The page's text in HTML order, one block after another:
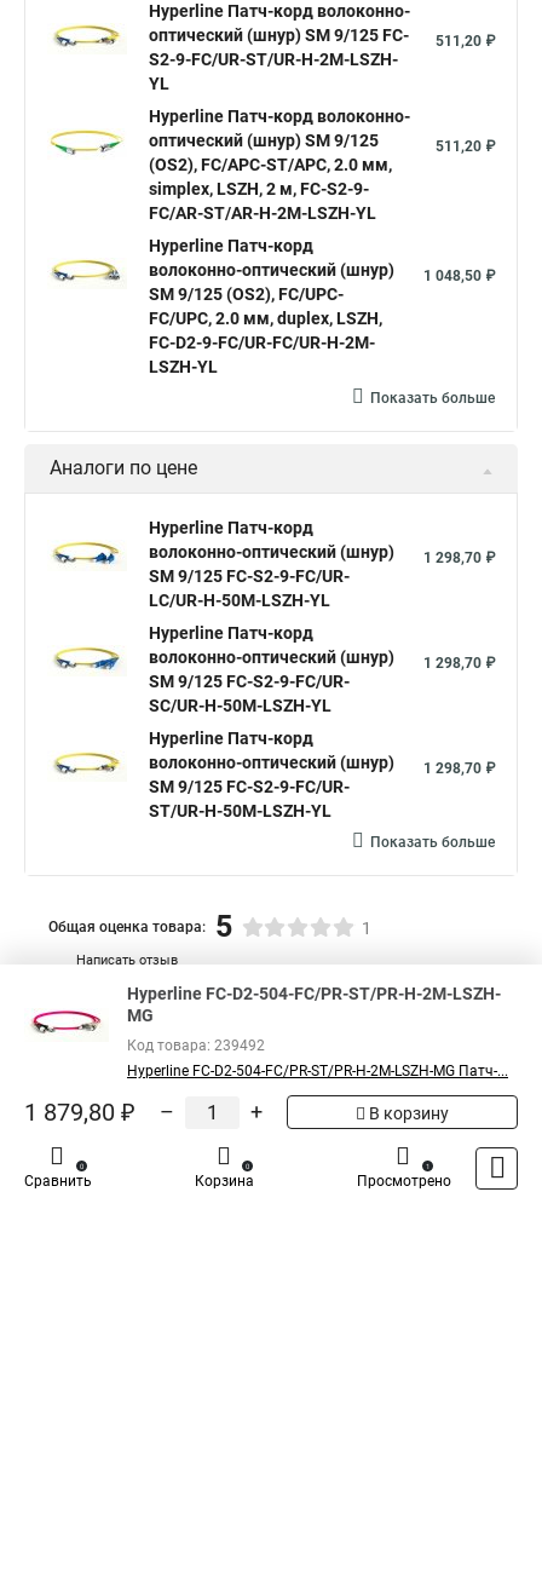
Hyperline Патч-корд волоконно-
оптический (шнур) SM 9/125 FC-
S2-9-FC/UR-ST/UR-H-2M-LSZH-
YL
511,20 ₽
Hyperline Патч-корд волоконно-
оптический (шнур) SM 9/125
(OS2), FC/APC-ST/APC, 2.0 мм,
simplex, LSZH, 2 м, FC-S2-9-
FC/AR-ST/AR-H-2M-LSZH-YL
511,20 ₽
Hyperline Патч-корд
волоконно-оптический (шнур)
SM 9/125 (OS2), FC/UPC-
FC/UPC, 2.0 мм, duplex, LSZH,
FC-D2-9-FC/UR-FC/UR-H-2M-
LSZH-YL
1 048,50 ₽
Показать больше
Аналоги по цене
Hyperline Патч-корд
волоконно-оптический (шнур)
SM 9/125 FC-S2-9-FC/UR-
LC/UR-H-50M-LSZH-YL
1 298,70 ₽
Hyperline Патч-корд
волоконно-оптический (шнур)
SM 9/125 FC-S2-9-FC/UR-
SC/UR-H-50M-LSZH-YL
1 298,70 ₽
Hyperline Патч-корд
волоконно-оптический (шнур)
SM 9/125 FC-S2-9-FC/UR-
ST/UR-H-50M-LSZH-YL
1 298,70 ₽
Показать больше
Написать отзыв
Общая оценка товара: 5 1
Специализированный поставщик компании
в России
Hyperline FC-D2-504-FC/PR-ST/PR-H-2M-LSZH-
MG
Код товара: 239492
Hyperline FC-D2-504-FC/PR-ST/PR-H-2M-LSZH-MG Патч-...
1 879,80 ₽ – + В корзину
Сравнить
0
Корзина
0
Просмотрено
1